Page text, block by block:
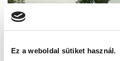
Ez a weboldal sütiket használ.